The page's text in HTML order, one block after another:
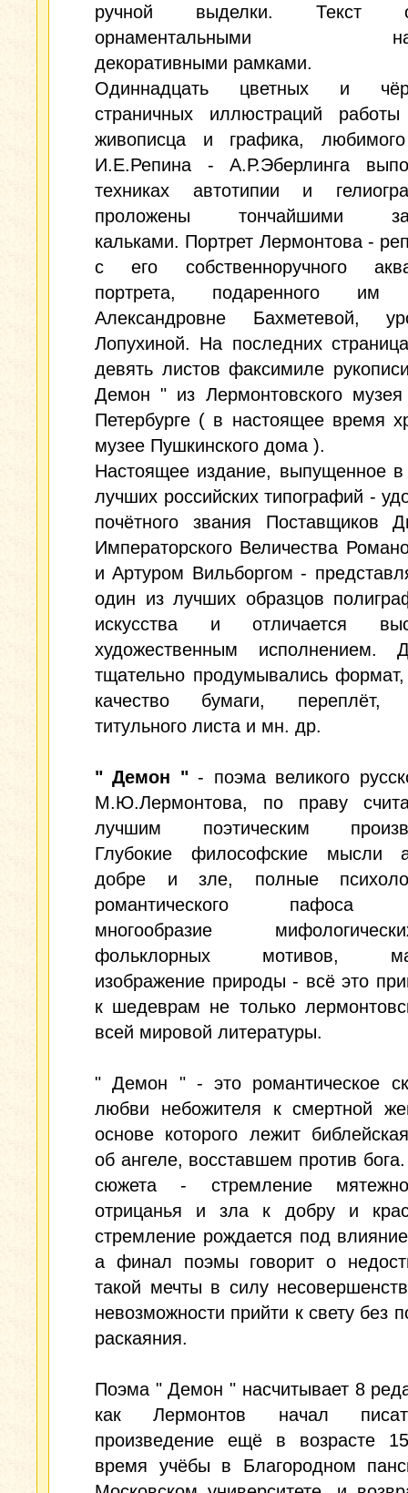
ручной выделки. Текст
орнаментальными
декоративными рамками.
Одиннадцать цветных и
страничных иллюстраций работы
живописца и графика, любимого
И.Е.Репина - А.Р.Эберлинга
техниках автотипии и
проложены тончайшими
кальками. Портрет Лермонтова -
с его собственноручного
портрета, подаренного им
Александровне Бахметевой,
Лопухиной. На последних
девять листов факсимиле
Демон " из Лермонтовского
Петербурге ( в настоящее время
музее Пушкинского дома ).
Настоящее издание, выпущенное
лучших российских типографий -
почётного звания Поставщиков
Императорского Величества
и Артуром Вильборгом -
один из лучших образцов
искусства и отличается
художественным исполнением.
тщательно продумывались
качество бумаги, переплёт,
титульного листа и мн. др.
" Демон "- поэма великого
М.Ю.Лермонтова, по праву
лучшим поэтическим
Глубокие философские мысли
добре и зле, полные
романтического пафоса
многообразие
фольклорных мотивов,
изображение природы - всё это
к шедеврам не только
всей мировой литературы.
" Демон " - это романтическое
любви небожителя к смертной
основе которого лежит
об ангеле, восставшем против
сюжета - стремление
отрицанья и зла к добру и
стремление рождается под
а финал поэмы говорит о
такой мечты в силу
невозможности прийти к свету без
раскаяния.
Поэма " Демон " насчитывает 8
как Лермонтов начал
произведение ещё в возрасте
время учёбы в Благородном